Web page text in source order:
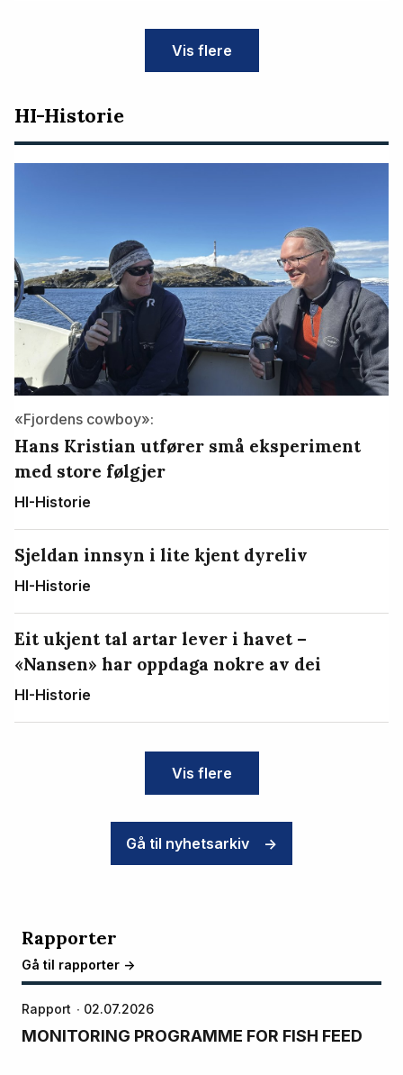
Vis flere
HI-Historie
«Fjordens cowboy»:
Hans Kristian utfører små eksperiment
med store følgjer
HI-Historie
Sjeldan innsyn i lite kjent dyreliv
HI-Historie
Eit ukjent tal artar lever i havet –
«Nansen» har oppdaga nokre av dei
HI-Historie
Vis flere
Gå til nyhetsarkiv ->
Rapporter
Gå til rapporter ->
Rapport 02.07.2026
MONITORING PROGRAMME FOR FISH FEED